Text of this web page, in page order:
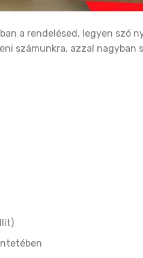
a rendelésed, legyen szó
számunkra, azzal nagyban